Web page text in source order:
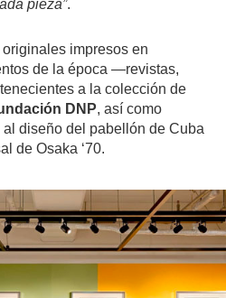
pieza”.
impresos en
de la época —revistas,
a la colección de
DNP, así como
diseño del pabellón de Cuba
de Osaka ‘70.